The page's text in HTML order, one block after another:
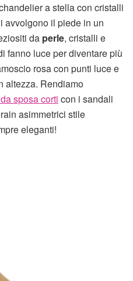
a stella con cristalli
avvolgono il piede in un
da perle, cristalli e
fanno luce per diventare più
rosa con punti luce e
altezza. Rendiamo
sposa corti con i sandali
asimmetrici stile
eleganti!